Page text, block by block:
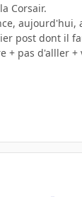
Corsair.
aujourd'hui,
post dont il
+ pas d'alller +